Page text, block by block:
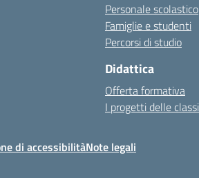
Personale scolastico
Famiglie e studenti
Percorsi di studio
Didattica
Offerta formativa
I progetti delle classi
di accessibilitàNote legali